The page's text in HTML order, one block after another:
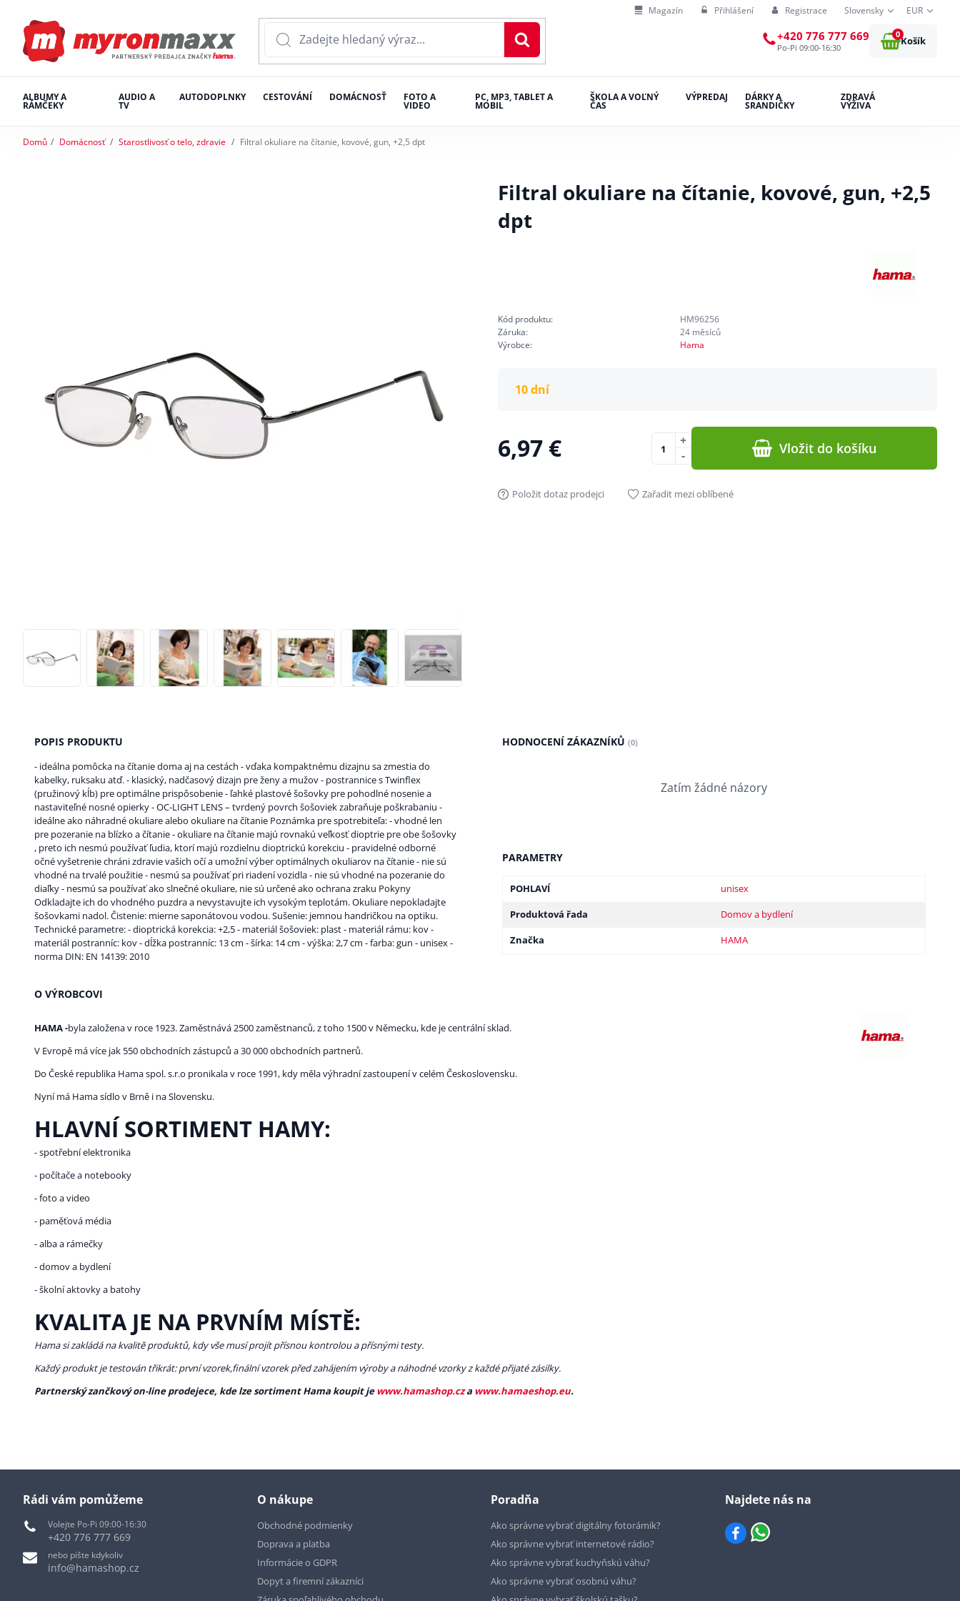
Magazín Přihlášení Registrace Slovensky EUR
+420 776 777 669
Po-Pi 09:00-16:30
0
Košík
ALBUMY A
RÁMČEKY
AUDIO A
TV
AUTODOPLNKY CESTOVÁNÍ DOMÁCNOSŤ FOTO A
VIDEO
PC, MP3, TABLET A
MOBIL
ŠKOLA A VOĽNÝ
ČAS
VÝPREDAJ DÁRKY A
SRANDIČKY
ZDRAVÁ
VÝŽIVA
Domů Domácnosť Starostlivosť o telo, zdravie Filtral okuliare na čítanie, kovové, gun, +2,5 dpt
Filtral okuliare na čítanie, kovové, gun, +2,5
dpt
Kód produktu:
HM96256
Záruka:
24 měsíců
Výrobce:
Hama
10 dní
6,97 € -
+ Vložit do košíku
Položit dotaz prodejci Zařadit mezi oblíbené
POPIS PRODUKTU
- ideálna pomôcka na čítanie doma aj na cestách - vďaka kompaktnému dizajnu sa zmestia do
kabelky, ruksaku atď. - klasický, nadčasový dizajn pre ženy a mužov - postrannice s Twinflex
(pružinový kĺb) pre optimálne prispôsobenie - ľahké plastové šošovky pre pohodlné nosenie a
nastaviteľné nosné opierky - OC-LIGHT LENS – tvrdený povrch šošoviek zabraňuje poškrabaniu -
ideálne ako náhradné okuliare alebo okuliare na čítanie Poznámka pre spotrebiteľa: - vhodné len
pre pozeranie na blízko a čítanie - okuliare na čítanie majú rovnakú veľkosť dioptrie pre obe šošovky
, preto ich nesmú používať ľudia, ktorí majú rozdielnu dioptrickú korekciu - pravidelné odborné
očné vyšetrenie chráni zdravie vašich očí a umožní výber optimálnych okuliarov na čítanie - nie sú
vhodné na trvalé použitie - nesmú sa používať pri riadení vozidla - nie sú vhodné na pozeranie do
diaľky - nesmú sa používať ako slnečné okuliare, nie sú určené ako ochrana zraku Pokyny
Odkladajte ich do vhodného puzdra a nevystavujte ich vysokým teplotám. Okuliare nepokladajte
šošovkami nadol. Čistenie: mierne saponátovou vodou. Sušenie: jemnou handričkou na optiku.
Technické parametre: - dioptrická korekcia: +2,5 - materiál šošoviek: plast - materiál rámu: kov -
materiál postranníc: kov - dĺžka postranníc: 13 cm - šírka: 14 cm - výška: 2,7 cm - farba: gun - unisex -
norma DIN: EN 14139: 2010
HODNOCENÍ ZÁKAZNÍKŮ (0)
Zatím žádné názory
PARAMETRY
POHLAVÍ
unisex
Produktová řada
Domov a bydlení
Značka
HAMA
O VÝROBCOVI
HAMA -byla založena v roce 1923. Zaměstnává 2500 zaměstnanců, z toho 1500 v Německu, kde je centrální sklad.
V Evropě má více jak 550 obchodních zástupců a 30 000 obchodních partnerů.
Do České republika Hama spol. s.r.o pronikala v roce 1991, kdy měla výhradní zastoupení v celém Československu.
Nyní má Hama sídlo v Brně i na Slovensku.
HLAVNÍ SORTIMENT HAMY:
- spotřební elektronika
- počítače a notebooky
- foto a video
- paměťová média
- alba a rámečky
- domov a bydlení
- školní aktovky a batohy
KVALITA JE NA PRVNÍM MÍSTĚ:
Hama si zakládá na kvalitě produktů, kdy vše musí projít přísnou kontrolou a přísnými testy.
Každý produkt je testován třikrát: první vzorek,finální vzorek před zahájením výroby a náhodné vzorky z každé přijaté zásilky.
Partnerský zančkový on-line prodejece, kde lze sortiment Hama koupit je www.hamashop.cza www.hamaeshop.eu.
Rádi vám pomůžeme
Volejte Po-Pi 09:00-16:30
+420 776 777 669
nebo pište kdykoliv
info@hamashop.cz
O nákupe
Obchodné podmienky
Doprava a platba
Informácie o GDPR
Dopyt a firemní zákazníci
Poradňa
Ako správne vybrať digitálny fotorámik?
Ako správne vybrať internetové rádio?
Ako správne vybrať kuchyňskú váhu?
Ako správne vybrať osobnú váhu?
Najdete nás na